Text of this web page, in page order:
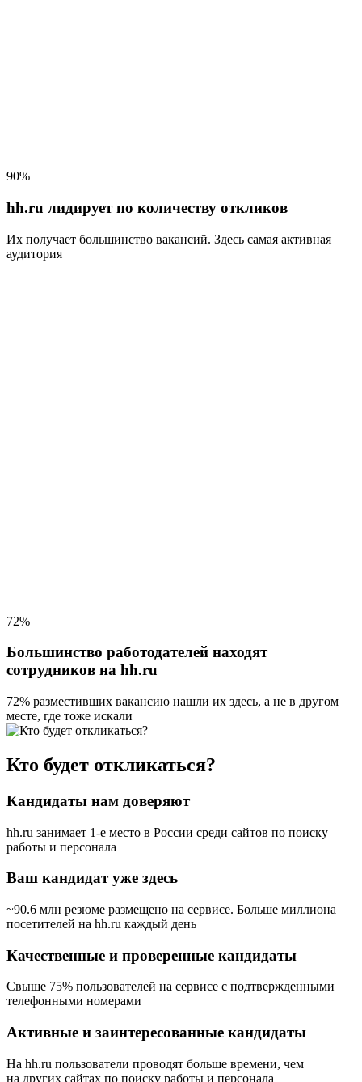
90%
hh.ru лидирует по количеству откликов
Их получает большинство вакансий. Здесь самая активная
аудитория
72%
Большинство работодателей находят
сотрудников на hh.ru
72% разместивших вакансию нашли их здесь, а не в другом
месте, где тоже искали
Кто будет откликаться?
Кандидаты нам доверяют
hh.ru занимает 1-е место в России среди сайтов по поиску
работы и персонала
Ваш кандидат уже здесь
~90.6 млн резюме размещено на сервисе. Больше миллиона
посетителей на hh.ru каждый день
Качественные и проверенные кандидаты
Свыше 75% пользователей на сервисе с подтвержденными
телефонными номерами
Активные и заинтересованные кандидаты
На hh.ru пользователи проводят больше времени, чем
на других сайтах по поиску работы и персонала